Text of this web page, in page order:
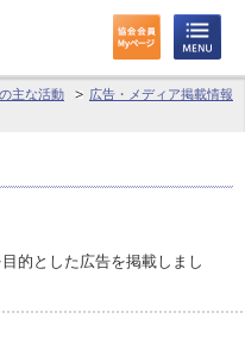
主な活動
広告・メディア掲載情報
的とした広告を掲載しまし